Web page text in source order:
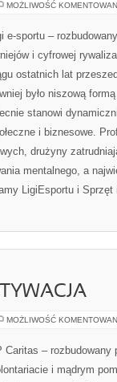
MOŻLIWOŚĆ
e-sportu –
i cyfrowej
ostatnich lat
było niszową
stanowi
i biznesowe.
drużyny
mentalnego, a
LigiEsportu i
MOŻLIWOŚĆ
Caritas – rozbudowany
i mądrym